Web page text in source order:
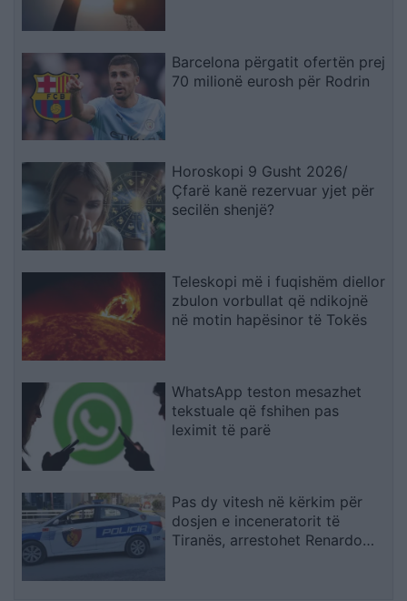
Barcelona përgatit ofertën prej
70 milionë eurosh për Rodrin
Horoskopi 9 Gusht 2026/
Çfarë kanë rezervuar yjet për
secilën shenjë?
Teleskopi më i fuqishëm diellor
zbulon vorbullat që ndikojnë
në motin hapësinor të Tokës
WhatsApp teston mesazhet
tekstuale që fshihen pas
leximit të parë
Pas dy vitesh në kërkim për
dosjen e inceneratorit të
Tiranës, arrestohet Renardo